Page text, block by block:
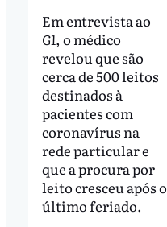
Em entrevista ao
G1, o médico
revelou que são
cerca de 500 leitos
destinados à
pacientes com
coronavírus na
rede particular e
que a procura por
leito cresceu após o
último feriado.